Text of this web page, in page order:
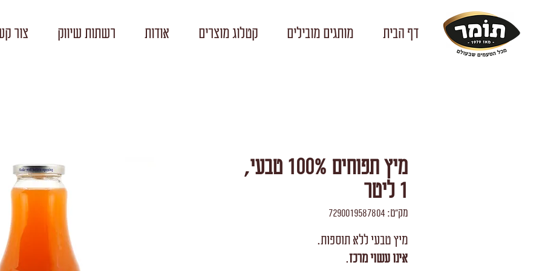
דף הבית מותגים מובילים קטלוג מוצרים אודות רשתות שיווק צור
מיץ תפוחים 100% טבעי,
1 ליטר
מק"ט: 7290019587804
מיץ טבעי ללא תוספות.
אינו עשוי מרכז.